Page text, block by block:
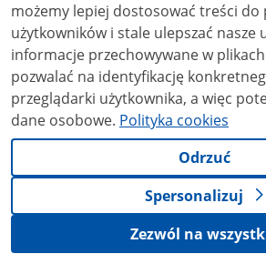
możemy lepiej dostosować treści do
użytkowników i stale ulepszać nasze usługi.
informacje przechowywane w
pozwalać na identyfikację
przeglądarki użytkownika, a więc
dane osobowe. Polityka cookies
Odrzuć
Spersonalizuj
Zezwól na